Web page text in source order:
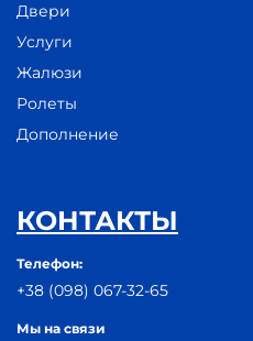
Двери
Услуги
Жалюзи
Ролеты
Дополнение
КОНТАКТЫ
Телефон:
+38 (098) 067-32-65
Мы на связи